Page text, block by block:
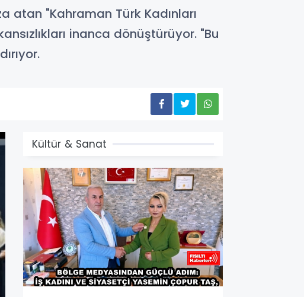
atan "Kahraman Türk Kadınları
inanca dönüştürüyor. "Bu
Kültür & Sanat